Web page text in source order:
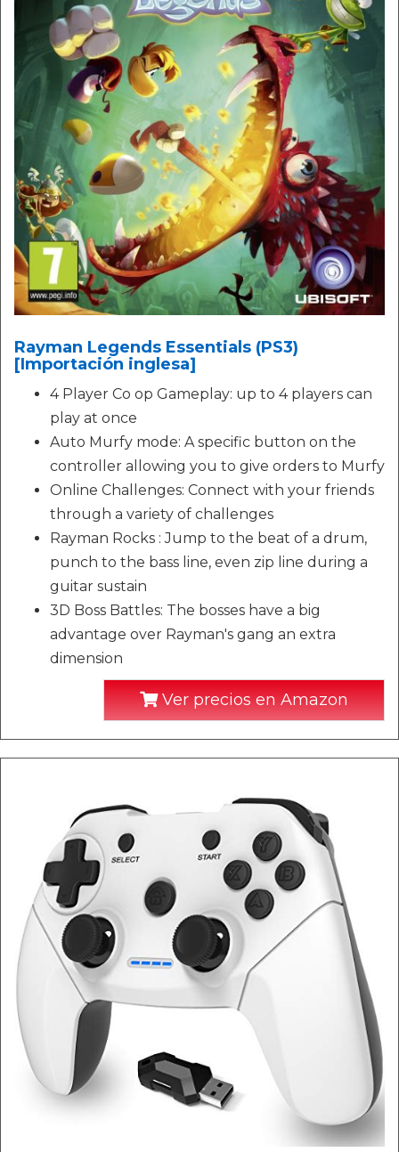
Rayman Legends Essentials (PS3)
[Importación inglesa]
4 Player Co op Gameplay: up to 4 players can
play at once
Auto Murfy mode: A specific button on the
controller allowing you to give orders to Murfy
Online Challenges: Connect with your friends
through a variety of challenges
Rayman Rocks : Jump to the beat of a drum,
punch to the bass line, even zip line during a
guitar sustain
3D Boss Battles: The bosses have a big
advantage over Rayman's gang an extra
dimension
Ver precios en Amazon